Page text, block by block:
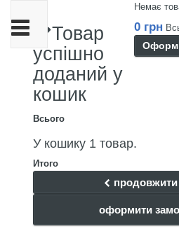
Немає
0 грн
Товар
успішно
доданий у
кошик
Всього
У кошику 1 товар.
Итого
продовжити
оформити
Toggle
navigation